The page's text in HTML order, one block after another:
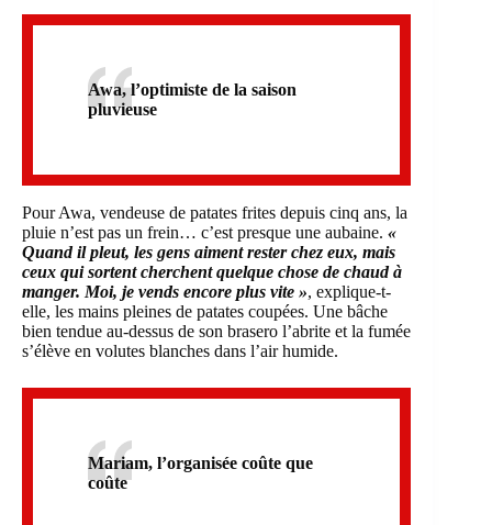
Awa, l’optimiste de la saison
pluvieuse
Pour Awa, vendeuse de patates frites depuis cinq ans, la
pluie n’est pas un frein… c’est presque une aubaine. «
Quand il pleut, les gens aiment rester chez eux, mais
ceux qui sortent cherchent quelque chose de chaud à
manger. Moi, je vends encore plus vite », explique-t-
elle, les mains pleines de patates coupées. Une bâche
bien tendue au-dessus de son brasero l’abrite et la fumée
s’élève en volutes blanches dans l’air humide.
Mariam, l’organisée coûte que
coûte